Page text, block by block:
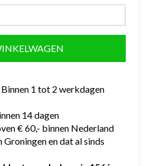
1 tot 2 werkdagen
14 dagen
€ 60,- binnen Nederland
en dat al sinds